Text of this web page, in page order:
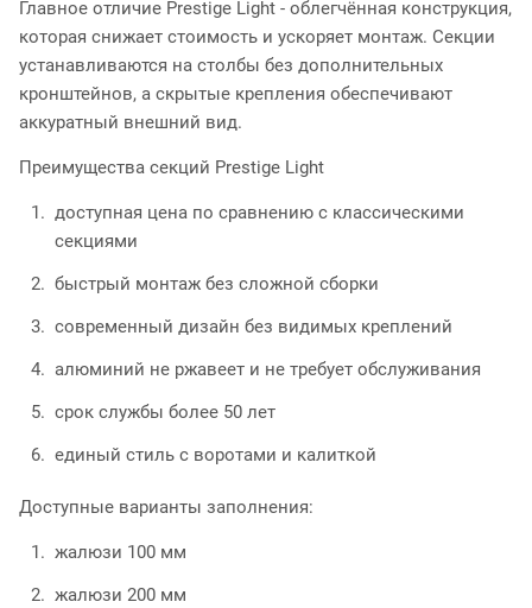
Главное отличие Prestige Light - облегчённая конструкция,
которая снижает стоимость и ускоряет монтаж. Секции
устанавливаются на столбы без дополнительных
кронштейнов, а скрытые крепления обеспечивают
аккуратный внешний вид.
Преимущества секций Prestige Light
доступная цена по сравнению с классическими
секциями
быстрый монтаж без сложной сборки
современный дизайн без видимых креплений
алюминий не ржавеет и не требует обслуживания
срок службы более 50 лет
единый стиль с воротами и калиткой
Доступные варианты заполнения:
жалюзи 100 мм
жалюзи 200 мм